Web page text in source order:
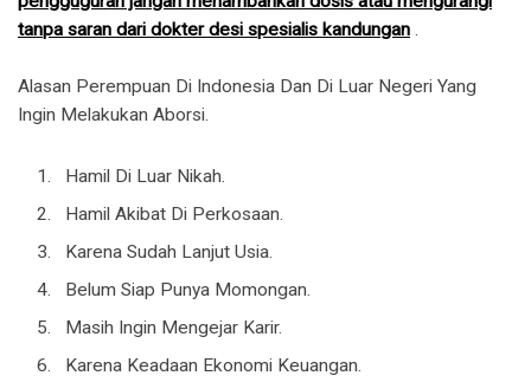
tanpa saran dari dokter desi spesialis kandungan .
Alasan Perempuan Di Indonesia Dan Di Luar Negeri Yang
Ingin Melakukan Aborsi.
Hamil Di Luar Nikah.
Hamil Akibat Di Perkosaan.
Karena Sudah Lanjut Usia.
Belum Siap Punya Momongan.
Masih Ingin Mengejar Karir.
Karena Keadaan Ekonomi Keuangan.